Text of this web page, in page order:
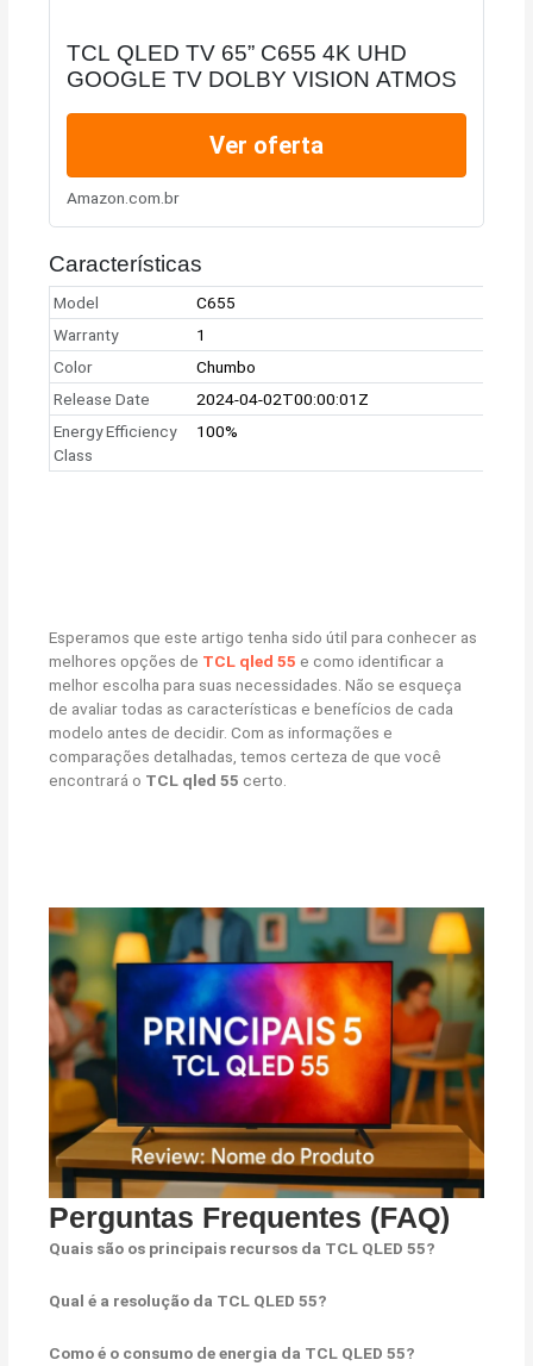
TCL QLED TV 65” C655 4K UHD
GOOGLE TV DOLBY VISION ATMOS
Ver oferta
Amazon.com.br
Características
Model
C655
Warranty
1
Color
Chumbo
Release Date
2024-04-02T00:00:01Z
Energy Efficiency
Class
100%
Esperamos que este artigo tenha sido útil para conhecer as
melhores opções de TCL qled 55 e como identificar a
melhor escolha para suas necessidades. Não se esqueça
de avaliar todas as características e benefícios de cada
modelo antes de decidir. Com as informações e
comparações detalhadas, temos certeza de que você
encontrará o TCL qled 55 certo.
Perguntas Frequentes (FAQ)
Quais são os principais recursos da TCL QLED 55?
Qual é a resolução da TCL QLED 55?
Como é o consumo de energia da TCL QLED 55?